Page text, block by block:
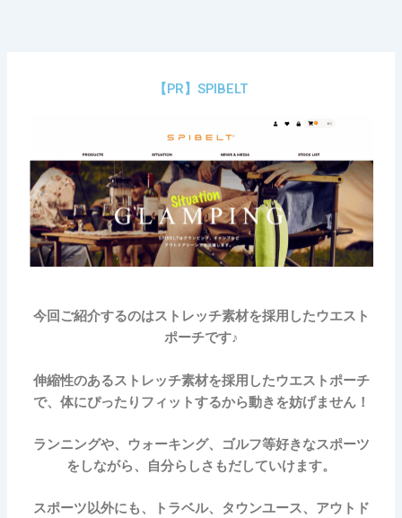
【PR】SPIBELT
今回ご紹介するのはストレッチ素材を採用したウエスト
ポーチです♪
伸縮性のあるストレッチ素材を採用したウエストポーチ
で、体にぴったりフィットするから動きを妨げません！
ランニングや、ウォーキング、ゴルフ等好きなスポーツ
をしながら、自分らしさもだしていけます。
スポーツ以外にも、トラベル、タウンユース、アウトド